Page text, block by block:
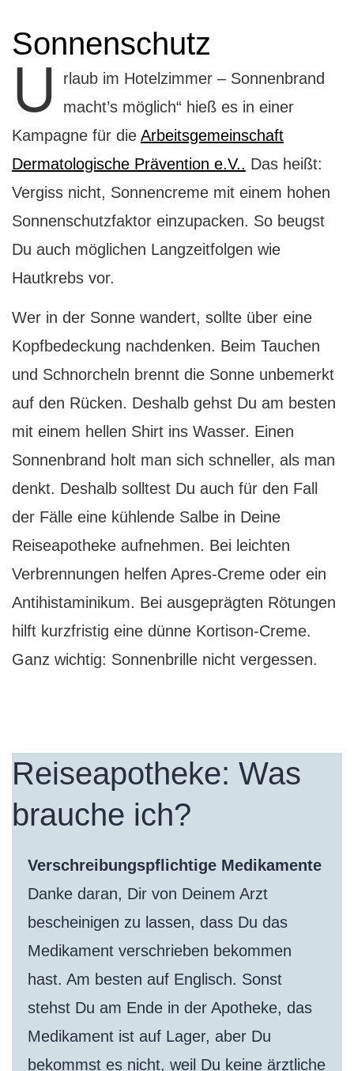
Sonnenschutz
U
rlaub im Hotelzimmer – Sonnenbrand
macht’s möglich“ hieß es in einer
Kampagne für die Arbeitsgemeinschaft
Dermatologische Prävention e.V.. Das heißt:
Vergiss nicht, Sonnencreme mit einem hohen
Sonnenschutzfaktor einzupacken. So beugst
Du auch möglichen Langzeitfolgen wie
Hautkrebs vor.
Wer in der Sonne wandert, sollte über eine
Kopfbedeckung nachdenken. Beim Tauchen
und Schnorcheln brennt die Sonne unbemerkt
auf den Rücken. Deshalb gehst Du am besten
mit einem hellen Shirt ins Wasser. Einen
Sonnenbrand holt man sich schneller, als man
denkt. Deshalb solltest Du auch für den Fall
der Fälle eine kühlende Salbe in Deine
Reiseapotheke aufnehmen. Bei leichten
Verbrennungen helfen Apres-Creme oder ein
Antihistaminikum. Bei ausgeprägten Rötungen
hilft kurzfristig eine dünne Kortison-Creme.
Ganz wichtig: Sonnenbrille nicht vergessen.
Reiseapotheke: Was
brauche ich?
Verschreibungspflichtige Medikamente
Danke daran, Dir von Deinem Arzt
bescheinigen zu lassen, dass Du das
Medikament verschrieben bekommen
hast. Am besten auf Englisch. Sonst
stehst Du am Ende in der Apotheke, das
Medikament ist auf Lager, aber Du
bekommst es nicht, weil Du keine ärztliche